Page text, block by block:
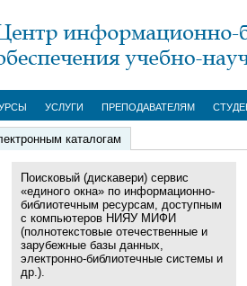
УСЛУГИ ПРЕПОДАВАТЕЛЯМ
каталогам
Поисковый (дискавери) сервис
«единого окна» по информационно-
библиотечным ресурсам, доступным
с компьютеров НИЯУ МИФИ
(полнотекстовые отечественные и
зарубежные базы данных,
электронно-библиотечные системы и
др.).